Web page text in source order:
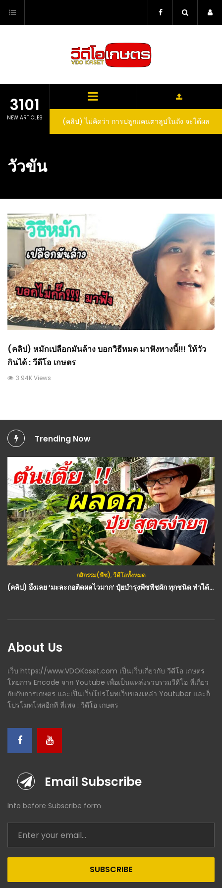
content
3101
NEW ARTICLES
(คลิป) ไม่คิดว่า การปลูกแคนตาลูปในถัง จะได้ผล
ลูกโตและหวานขนาดนี้ I didn’t expect that
วัวขัน
(คลิป) หมักเปลือกมันล้าง บอกวิธีหมด มาฟังทางนี้!!! ให้วัว
กินได้ : วีดีโอ เกษตร
3.94K Views
Trending Now
กสิกรรม(พืช),วีดีโอทั้งหมด
(คลิป) อึ้งเลย ‘มะละกอติดผลไวมาก’ ปุ๋ยบำรุงพืชพืชผัก ทุกชนิด ทำได้เองที่บ้าน ได้ผลดีเกินคาด
About Us
เว็บ https://www.VDOKaset.com เป็นเว็บเกี่ยวกับ วีดีโอ เกษตร
โดยการ Encode จาก Youtube เพื่อเป็นแหล่งรวบรวมวีดีโอ ที่เกี่ยว
กับกับการเกษตร และเป็นเว็บโปรโมทเว็บของเหล่า Youtuber และก็
โปรโมทโพสอีกที ที่เพจ : วีดีโอ เกษตร
Email Subscribe
Info before Subscribe form
SUBSCRIBE